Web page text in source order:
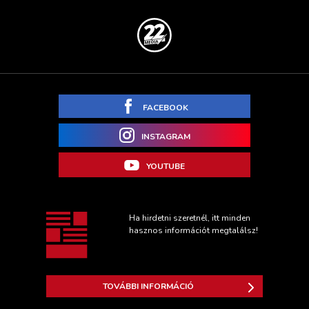
FACEBOOK
INSTAGRAM
YOUTUBE
Ha hirdetni szeretnél, itt minden
hasznos információt megtalálsz!
TOVÁBBI INFORMÁCIÓ